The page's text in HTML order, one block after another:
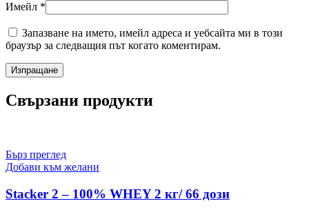
Имейл *
Запазване на името, имейл адреса и уебсайта ми в този
браузър за следващия път когато коментирам.
Свързани продукти
Бърз преглед
Добави към желани
Stacker 2 – 100% WHEY 2 кг/ 66 дози